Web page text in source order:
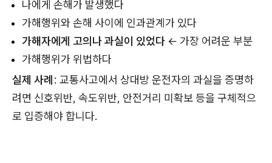
나에게 손해가 발생했다
가해행위와 손해 사이에 인과관계가 있다
가해자에게 고의나 과실이 있었다 ← 가장 어려운 부분
가해행위가 위법하다
실제 사례: 교통사고에서 상대방 운전자의 과실을 증명하
려면 신호위반, 속도위반, 안전거리 미확보 등을 구체적으
로 입증해야 합니다.